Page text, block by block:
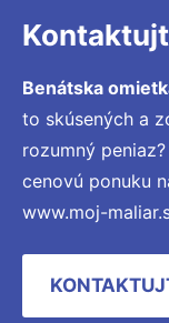
Benátska
to skúsených a
rozumný
cenovú ponuku
www.moj-